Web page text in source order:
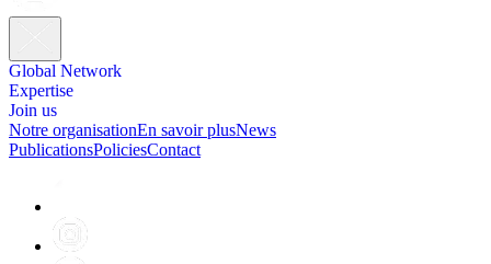
Global Network
Expertise
Join us
Notre organisationEn savoir plusNews
PublicationsPoliciesContact